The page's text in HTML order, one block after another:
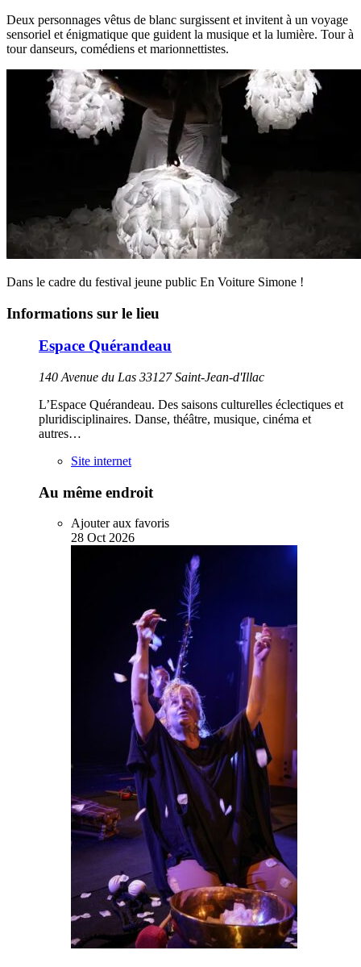
Deux personnages vêtus de blanc surgissent et invitent à un voyage
sensoriel et énigmatique que guident la musique et la lumière. Tour à
tour danseurs, comédiens et marionnettistes.
Dans le cadre du festival jeune public En Voiture Simone !
Informations sur le lieu
Espace Quérandeau
140 Avenue du Las 33127 Saint-Jean-d'Illac
L’Espace Quérandeau. Des saisons culturelles éclectiques et
pluridisciplinaires. Danse, théâtre, musique, cinéma et
autres…
Site internet
Au même endroit
Ajouter aux favoris
28 Oct 2026